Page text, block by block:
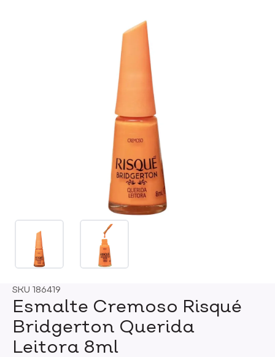
SKU 186419
Esmalte Cremoso Risqué
Bridgerton Querida
Leitora 8ml